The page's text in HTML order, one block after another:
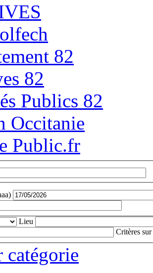
82
82
Publics 82
Occitanie
Public.fr
Lieu
Critères sur
catégorie